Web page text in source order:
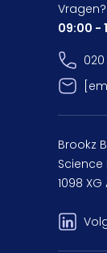
09:00 -
Brookz
Science
1098